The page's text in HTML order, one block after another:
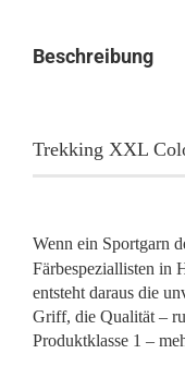
Beschreibung
Trekking XXL
Wenn ein Sportgarn
Färbespeziallisten in
entsteht daraus die
Griff, die Qualität –
Produktklasse 1 –